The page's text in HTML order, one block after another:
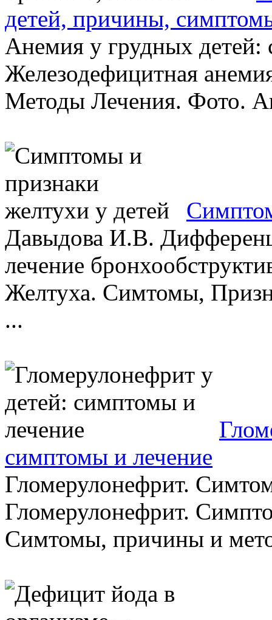
детей, причины,
Анемия у грудных
Железодефицитная
Методы Лечения. Фото.
Давыдова И.В.
лечение
Желтуха. Симтомы,
...
симптомы и лечение
Гломерулонефрит.
Гломерулонефрит.
Симтомы, причины и